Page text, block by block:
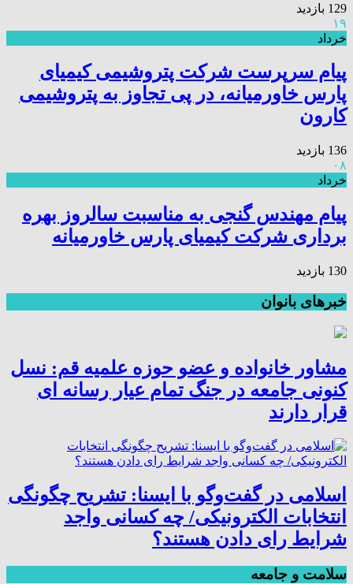
129 بازدید
۱۹
خرداد
پیام سرپرست شرکت پتروشیمی کیمیای
پارس خاورمیانه، در پی تجاوز به پتروشیمی
کارون
136 بازدید
۰۸
خرداد
پیام مهندس گنجی به مناسبت سالروز بهره
برداری شرکت کیمیای پارس خاورمیانه
130 بازدید
خبرهای بانوان
مشاور خانواده و عضو حوزه علمیه قم: نسل
کنونی جامعه در جنگ تمام عیار رسانه ای
قرار دارند
اسلامی در گفت‌وگو با ایسنا: تشریح چگونگی
انتخابات الکترونیکی/ چه کسانی واجد
شرایط رای دادن هستند؟
سلامت و جامعه